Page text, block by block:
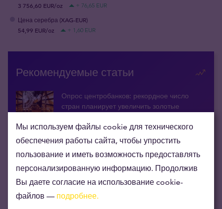
3 756,60 EUR/oz
+ 76,65 EUR
Цена серебра (XAG-EUR)
54,99 EUR/oz
+ 1,60 EUR
Рекомендуемые статьи
Опрос центробанков: рекордное число
стран планирует увеличить золотые
30.06.2026
Ежегодный рапорт Metals Focus: рынок
серебра и в этом году остается в дефиците
30.04.2026
Китай продолжает продавать доллары и
наращивать запасы золота
Мы используем файлы cookie для технического
обеспечения работы сайта, чтобы упростить
пользование и иметь возможность предоставлять
персонализированную информацию. Продолжив
Вы даете согласие на использование cookie-
файлов — подробнее.